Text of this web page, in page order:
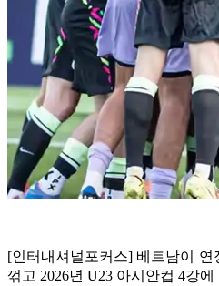
[인터내셔널포커스] 베트남이
꺾고 2026년 U23 아시안컵 4강